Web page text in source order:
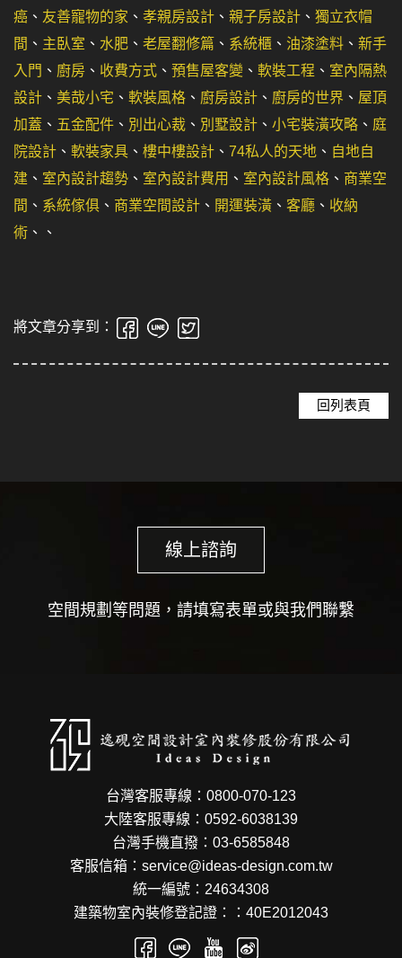
癌 、 友善寵物的家 、 孝親房設計 、 親子房設計 、 獨立衣帽
間 、 主臥室 、 水肥 、 老屋翻修篇 、 系統櫃 、 油漆塗料 、 新手
入門 、 廚房 、 收費方式 、 預售屋客變 、 軟裝工程 、 室內隔熱
設計 、 美哉小宅 、 軟裝風格 、 廚房設計 、 廚房的世界 、 屋頂
加蓋 、 五金配件 、 別出心裁 、 別墅設計 、 小宅裝潢攻略 、 庭
院設計 、 軟裝家具 、 樓中樓設計 、 74私人的天地 、 自地自
建 、 室內設計趨勢 、 室內設計費用 、 室內設計風格 、 商業空
間 、 系統傢俱 、 商業空間設計 、 開運裝潢 、 客廳 、 收納
術 、 、
將文章分享到：
回列表頁
線上諮詢
空間規劃等問題，請填寫表單或與我們聯繫
台灣客服專線：0800-070-123
大陸客服專線：0592-6038139
台灣手機直撥：03-6585848
客服信箱：service@ideas-design.com.tw
統一編號：24634308
建築物室內裝修登記證：：40E2012043